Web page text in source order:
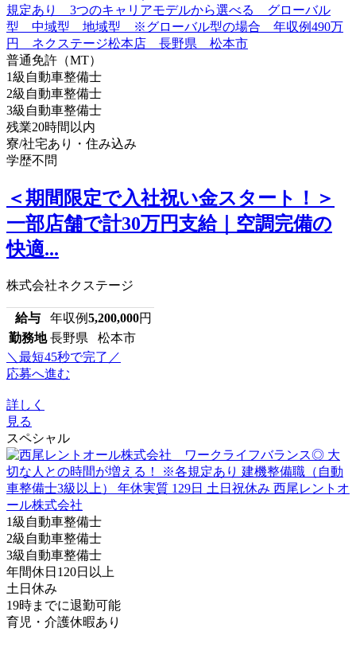
普通免許（MT）
1級自動車整備士
2級自動車整備士
3級自動車整備士
残業20時間以内
寮/社宅あり・住み込み
学歴不問
＜期間限定で入社祝い金スタート！＞
一部店舗で計30万円支給｜空調完備の
快適...
株式会社ネクステージ
給与 年収例5,200,000円
勤務地 長野県 松本市
＼最短45秒で完了／
応募へ進む
詳しく
見る
スペシャル
1級自動車整備士
2級自動車整備士
3級自動車整備士
年間休日120日以上
土日休み
19時までに退勤可能
育児・介護休暇あり